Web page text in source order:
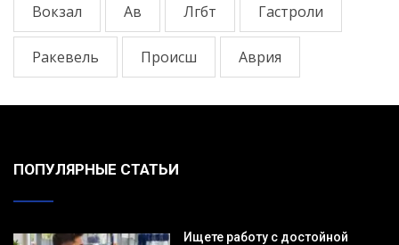
Вокзал Ав Лгбт Гастроли
Ракевель Происш Аврия
ПОПУЛЯРНЫЕ СТАТЬИ
Ищете работу с достойной